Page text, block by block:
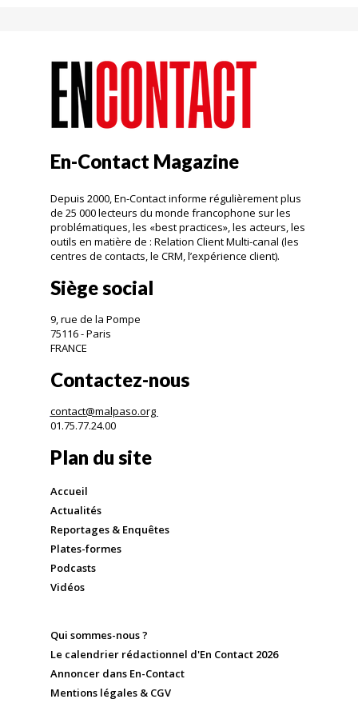
En-Contact Magazine
Depuis 2000, En-Contact informe régulièrement plus
de 25 000 lecteurs du monde francophone sur les
problématiques, les «best practices», les acteurs, les
outils en matière de : Relation Client Multi-canal (les
centres de contacts, le CRM, l’expérience client).
Siège social
9, rue de la Pompe
75116 - Paris
FRANCE
Contactez-nous
contact@malpaso.org
01.75.77.24.00
Plan du site
Accueil
Actualités
Reportages & Enquêtes
Plates-formes
Podcasts
Vidéos
Qui sommes-nous ?
Le calendrier rédactionnel d'En Contact 2026
Annoncer dans En-Contact
Mentions légales & CGV